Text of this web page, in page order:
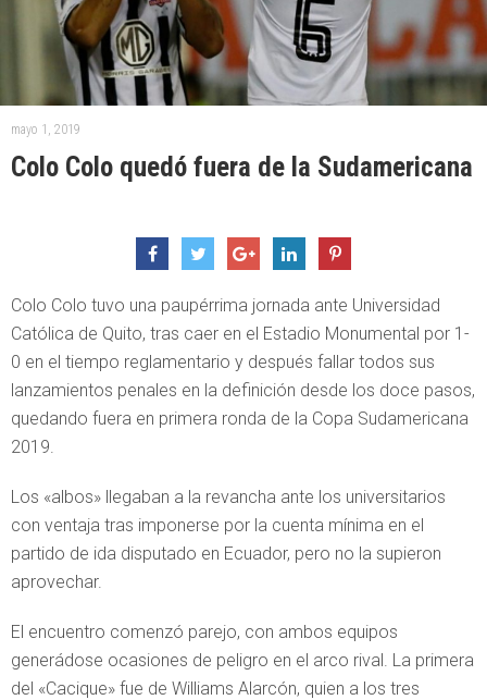
mayo 1, 2019
Colo Colo quedó fuera de la Sudamericana
Colo Colo tuvo una paupérrima jornada ante Universidad
Católica de Quito, tras caer en el Estadio Monumental por 1-
0 en el tiempo reglamentario y después fallar todos sus
lanzamientos penales en la definición desde los doce pasos,
quedando fuera en primera ronda de la Copa Sudamericana
2019.
Los «albos» llegaban a la revancha ante los universitarios
con ventaja tras imponerse por la cuenta mínima en el
partido de ida disputado en Ecuador, pero no la supieron
aprovechar.
El encuentro comenzó parejo, con ambos equipos
generádose ocasiones de peligro en el arco rival. La primera
del «Cacique» fue de Williams Alarcón, quien a los tres